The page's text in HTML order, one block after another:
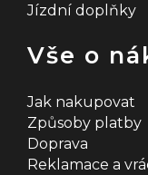
Jízdní doplňky
Vše o
Jak nakupovat
Způsoby platby
Doprava
Reklamace a